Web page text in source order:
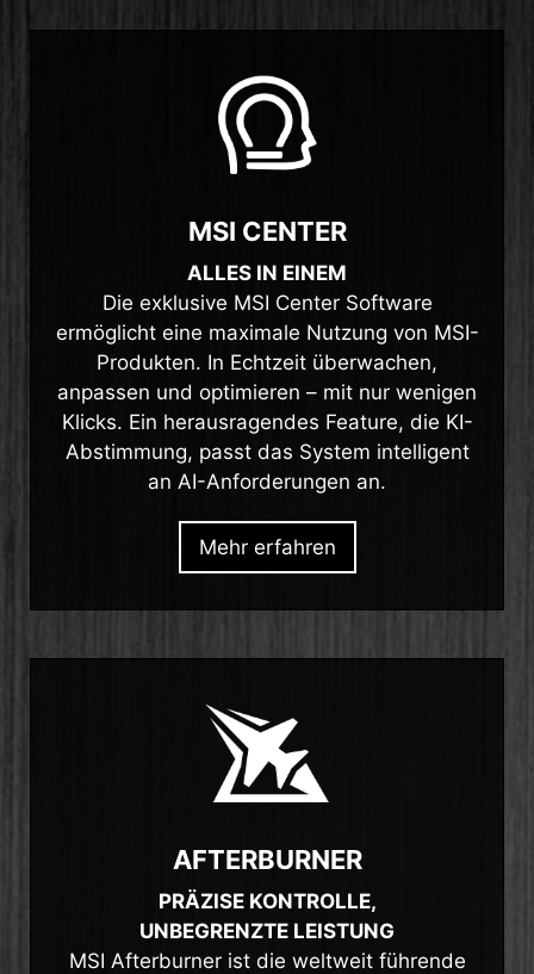
MSI CENTER
ALLES IN EINEM
Die exklusive MSI Center Software
ermöglicht eine maximale Nutzung von MSI-
Produkten. In Echtzeit überwachen,
anpassen und optimieren – mit nur wenigen
Klicks. Ein herausragendes Feature, die KI-
Abstimmung, passt das System intelligent
an AI-Anforderungen an.
Mehr erfahren
AFTERBURNER
PRÄZISE KONTROLLE,
UNBEGRENZTE LEISTUNG
MSI Afterburner ist die weltweit führende